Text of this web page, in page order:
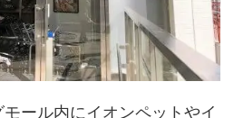
ール内にイオンペットやイ